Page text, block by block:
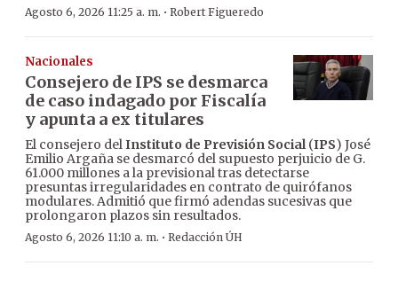
Agosto 6, 2026 11:25 a. m. · Robert Figueredo
Nacionales
Consejero de IPS se desmarca
de caso indagado por Fiscalía
y apunta a ex titulares
El consejero delInstituto de Previsión Social(IPS) José
Emilio Argaña se desmarcó del supuesto perjuicio de G.
61.000 millones a la previsional tras detectarse
presuntas irregularidades en contrato de quirófanos
modulares. Admitió que firmó adendas sucesivas que
prolongaron plazos sin resultados.
Agosto 6, 2026 11:10 a. m. · Redacción ÚH